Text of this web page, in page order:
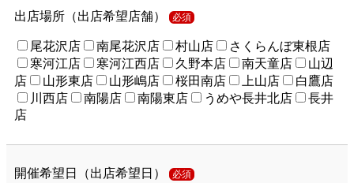
出店場所（出店希望店舗） 必須
尾花沢店 南尾花沢店 村山店
さくらんぼ東根店
寒河江店
寒河江西店 久野本店 南天童店
山辺
店
山形東店 山形嶋店 桜田南店 上山店
白鷹店
川西店
南陽店 南陽東店 うめや長井北店
長井
店
開催希望日（出店希望日） 必須